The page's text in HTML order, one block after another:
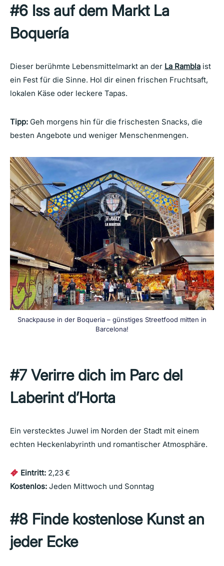
#6 Iss auf dem Markt La
Boquería
Dieser berühmte Lebensmittelmarkt an der La Rambla ist
ein Fest für die Sinne. Hol dir einen frischen Fruchtsaft,
lokalen Käse oder leckere Tapas.
Tipp: Geh morgens hin für die frischesten Snacks, die
besten Angebote und weniger Menschenmengen.
Snackpause in der Boqueria – günstiges Streetfood mitten in
Barcelona!
#7 Verirre dich im Parc del
Laberint d’Horta
Ein verstecktes Juwel im Norden der Stadt mit einem
echten Heckenlabyrinth und romantischer Atmosphäre.
Eintritt: 2,23 €
Kostenlos: Jeden Mittwoch und Sonntag
#8 Finde kostenlose Kunst an
jeder Ecke